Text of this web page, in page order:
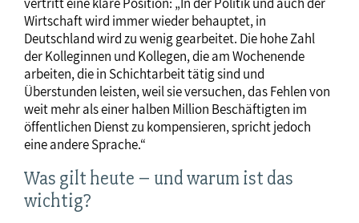
Wirtschaft wird immer wieder behauptet, in
Deutschland wird zu wenig gearbeitet. Die hohe Zahl
der Kolleginnen und Kollegen, die am Wochenende
arbeiten, die in Schichtarbeit tätig sind und
Überstunden leisten, weil sie versuchen, das Fehlen von
weit mehr als einer halben Million Beschäftigten im
öffentlichen Dienst zu kompensieren, spricht jedoch
eine andere Sprache.“
Was gilt heute – und warum ist das
wichtig?